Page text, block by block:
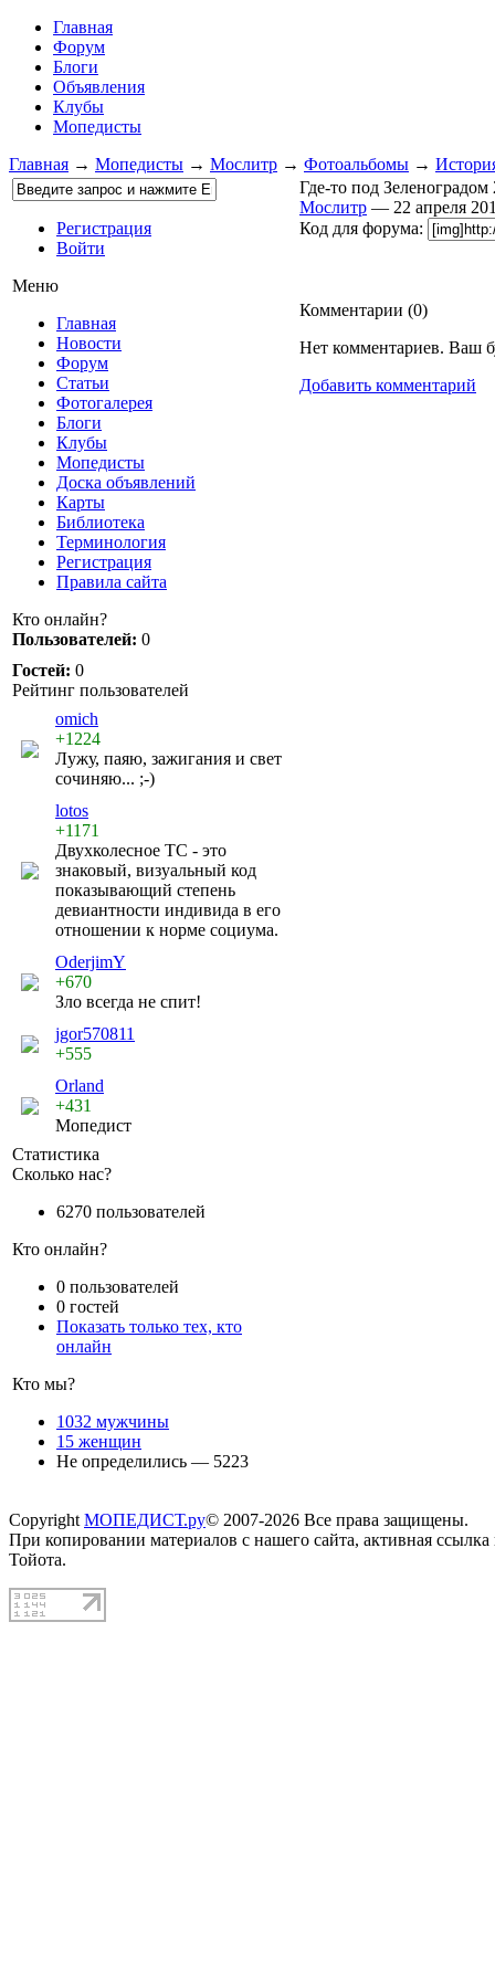
Главная
Форум
Блоги
Объявления
Клубы
Мопедисты
Главная → Мопедисты → Мослитр → Фотоальбомы →
Регистрация
Войти
Меню
Главная
Новости
Форум
Статьи
Фотогалерея
Блоги
Клубы
Мопедисты
Доска объявлений
Карты
Библиотека
Терминология
Регистрация
Правила сайта
Кто онлайн?
Пользователей: 0
Гостей: 0
Рейтинг пользователей
omich
+1224
Лужу, паяю, зажигания и свет
сочиняю... ;-)
lotos
+1171
Двухколесное ТС - это
знаковый, визуальный код
показывающий степень
девиантности индивида в его
отношении к норме социума.
OderjimY
+670
Зло всегда не спит!
jgor570811
+555
Orland
+431
Мопедист
Статистика
Сколько нас?
6270 пользователей
Кто онлайн?
0 пользователей
0 гостей
Показать только тех, кто
онлайн
Кто мы?
1032 мужчины
15 женщин
Не определились — 5223
Где-то под Зеленоградом
Мослитр — 22 апреля
Код для форума:
Комментарии (0)
Нет комментариев. Ваш
Добавить комментарий
Copyright МОПЕДИСТ.ру© 2007-2026 Все права защищены.
При копировании материалов с нашего сайта, активная
Тойота.